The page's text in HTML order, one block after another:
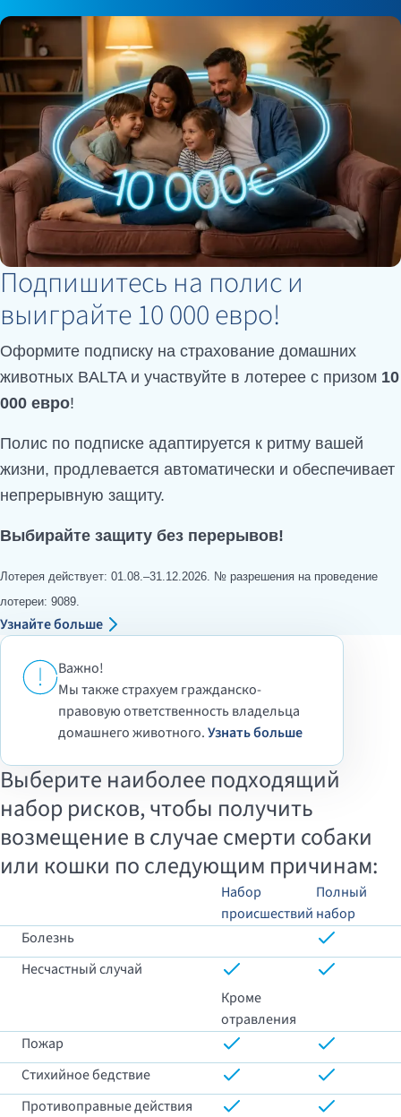
Подпишитесь на полис и
выиграйте 10 000 евро!
Оформите подписку на страхование домашних
животных BALTA и участвуйте в лотерее с призом 10
000 евро!
Полис по подписке адаптируется к ритму вашей
жизни, продлевается автоматически и обеспечивает
непрерывную защиту.
Выбирайте защиту без перерывов!
Лотерея действует: 01.08.–31.12.2026. № разрешения на проведение
лотереи: 9089.
Узнайте больше
Выберите наиболее подходящий
набор рисков, чтобы получить
возмещение в случае смерти собаки
или кошки по следующим причинам:
Важно!
Мы также страхуем гражданско-
правовую ответственность владельца
домашнего животного.Узнать больше
Набор
происшествий
Полный
набор
Болезнь
Несчастный случай
Кроме
отравления
Пожар
Стихийное бедствие
Противоправные действия